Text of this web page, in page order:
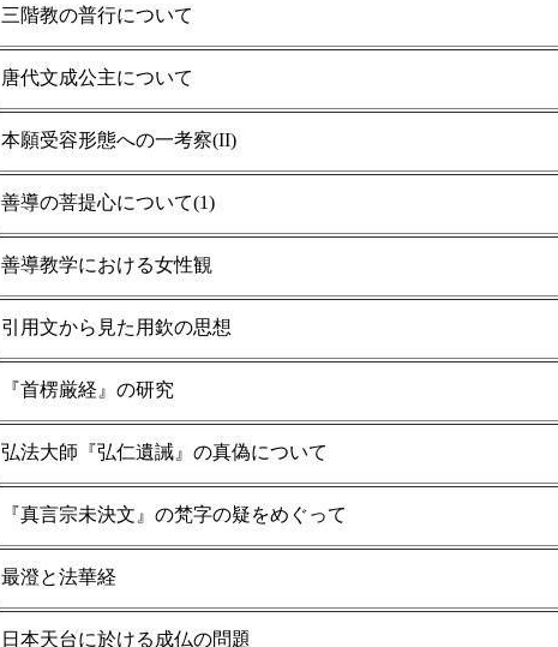
三階教の普行について
唐代文成公主について
本願受容形態への一考察(II)
善導の菩提心について(1)
善導教学における女性観
引用文から見た用欽の思想
『首楞厳経』の研究
弘法大師『弘仁遺誡』の真偽について
『真言宗未決文』の梵字の疑をめぐって
最澄と法華経
日本天台に於ける成仏の問題